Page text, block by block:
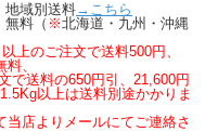
地域別送料→こちら
無料（ ※北海道・九州・沖縄
上のご注文で送料500円、
、
で送料の650円引、21,600円
以上は送料別途かかりま
店よりメールにてご連絡さ